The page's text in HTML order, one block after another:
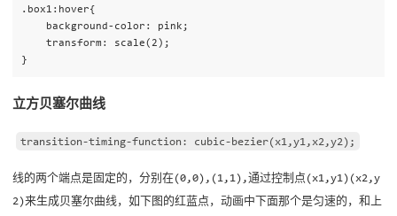
.box1:hover{
    background-color: pink;
    transform: scale(2);
立方贝塞尔曲线
transition-timing-function: cubic-bezier(x1,y1,x2,y2);
线的两个端点是固定的，分别在(0,0),(1,1),通过控制点(x1,y1)(x2,y
2)来生成贝塞尔曲线，如下图的红蓝点，动画中下面那个是匀速的，和上